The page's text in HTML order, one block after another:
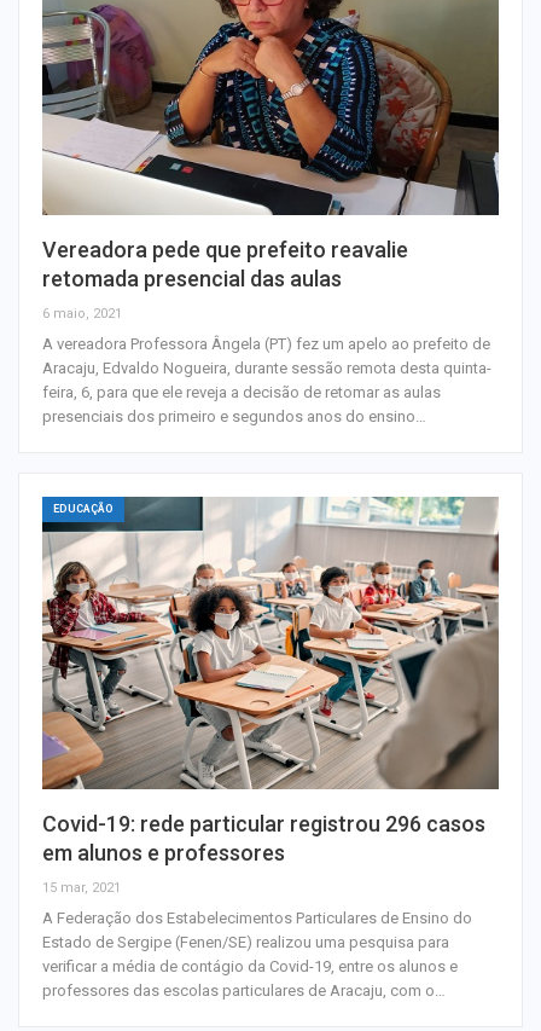
Vereadora pede que prefeito reavalie
retomada presencial das aulas
6 maio, 2021
A vereadora Professora Ângela (PT) fez um apelo ao prefeito de
Aracaju, Edvaldo Nogueira, durante sessão remota desta quinta-
feira, 6, para que ele reveja a decisão de retomar as aulas
presenciais dos primeiro e segundos anos do ensino…
EDUCAÇÃO
Covid-19: rede particular registrou 296 casos
em alunos e professores
15 mar, 2021
A Federação dos Estabelecimentos Particulares de Ensino do
Estado de Sergipe (Fenen/SE) realizou uma pesquisa para
verificar a média de contágio da Covid-19, entre os alunos e
professores das escolas particulares de Aracaju, com o…